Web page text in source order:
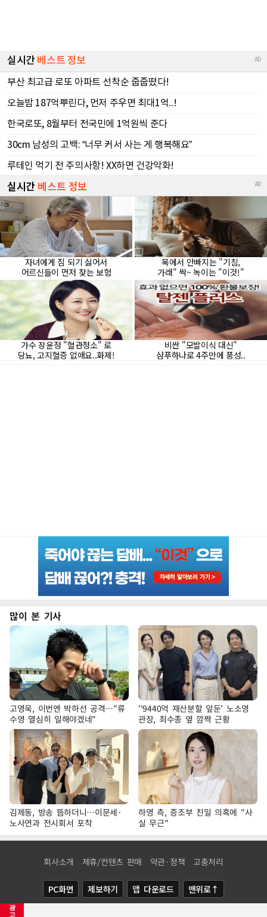
광
고
많이 본 기사
고영욱, 이번엔 박하선 공격…"류
수영 열심히 일해야겠네"
''9440억 재산분할 앞둔' 노소영
관장, 최수종 옆 깜짝 근황
김제동, 방송 뜸하더니…이문세·
노사연과 전시회서 포착
하영 측, 증조부 친일 의혹에 "사
실 무근"
회사소개 제휴/컨텐츠 판매 약관·정책 고충처리
PC화면 제보하기 앱 다운로드 맨위로↑